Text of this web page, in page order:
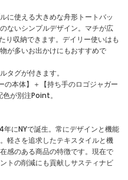
に使える大きめな舟形トートバッ
ないシンプルデザイン。マチが広
り収納できます。デイリー使いはも
が多いお出かけにもおすすめで
タグが付きます。
の本体】＋【持ち手のロゴジャガー
が別注Point。
にNYで誕生。常にデザインと機能
軽さを追求したテキスタイルと機
感のある商品の特徴です。現在で
トの削減にも貢献しサスティナビ